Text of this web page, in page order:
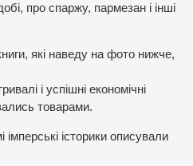
про спаржу, пармезан і інші
які наведу на фото нижче,
і успішні економічні
товарами.
історики описували